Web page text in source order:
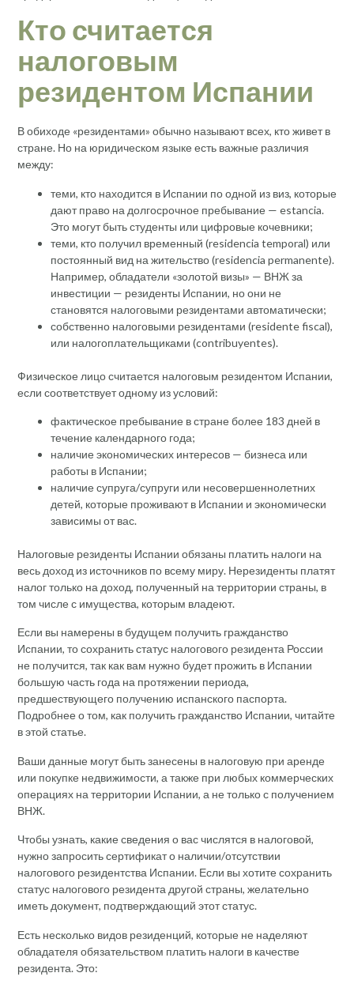
Кто считается
налоговым
резидентом Испании
В обиходе «резидентами» обычно называют всех, кто живет в
стране. Но на юридическом языке есть важные различия
между:
теми, кто находится в Испании по одной из виз, которые
дают право на долгосрочное пребывание — estancia.
Это могут быть студенты или цифровые кочевники;
теми, кто получил временный (residencia temporal) или
постоянный вид на жительство (residencia permanente).
Например, обладатели «золотой визы» — ВНЖ за
инвестиции — резиденты Испании, но они не
становятся налоговыми резидентами автоматически;
собственно налоговыми резидентами (residente fiscal),
или налогоплательщиками (contribuyentes).
Физическое лицо считается налоговым резидентом Испании,
если соответствует одному из условий:
фактическое пребывание в стране более 183 дней в
течение календарного года;
наличие экономических интересов — бизнеса или
работы в Испании;
наличие супруга/супруги или несовершеннолетних
детей, которые проживают в Испании и экономически
зависимы от вас.
Налоговые резиденты Испании обязаны платить налоги на
весь доход из источников по всему миру. Нерезиденты платят
налог только на доход, полученный на территории страны, в
том числе с имущества, которым владеют.
Если вы намерены в будущем получить гражданство
Испании, то сохранить статус налогового резидента России
не получится, так как вам нужно будет прожить в Испании
большую часть года на протяжении периода,
предшествующего получению испанского паспорта.
Подробнее о том, как получить гражданство Испании, читайте
в этой статье.
Ваши данные могут быть занесены в налоговую при аренде
или покупке недвижимости, а также при любых коммерческих
операциях на территории Испании, а не только с получением
ВНЖ.
Чтобы узнать, какие сведения о вас числятся в налоговой,
нужно запросить сертификат о наличии/отсутствии
налогового резидентства Испании. Если вы хотите сохранить
статус налогового резидента другой страны, желательно
иметь документ, подтверждающий этот статус.
Есть несколько видов резиденций, которые не наделяют
обладателя обязательством платить налоги в качестве
резидента. Это: